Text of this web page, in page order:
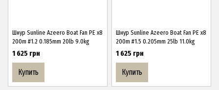
Шнур Sunline Azeero Boat Fan PE x8
200m #1.2 0.185mm 20lb 9.0kg
1 625 грн
Купить
Шнур Sunline Azeero Boat Fan PE x8
200m #1.5 0.205mm 25lb 11.0kg
1 625 грн
Купить